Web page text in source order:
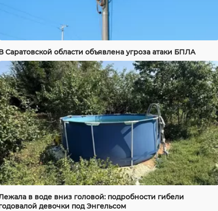
Саратовской области объявлена угроза атаки БПЛА
в воде вниз головой: подробности гибели
девочки под Энгельсом